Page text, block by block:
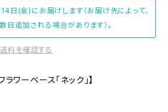
日(金)にお届けします（お届け先によって、
日追加される場合があります）。
送料を確認する
ワーベース「ネック」】